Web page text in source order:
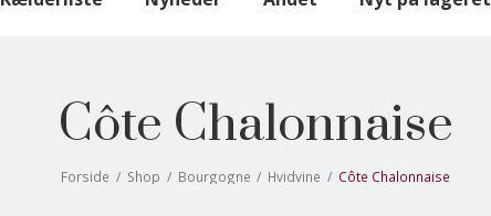
Côte Chalonnaise
Forside / Shop / Bourgogne / Hvidvine / Côte Chalonnaise